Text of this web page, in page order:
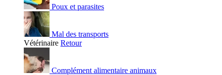
Poux et parasites
Mal des transports
Vétérinaire Retour
Complément alimentaire animaux